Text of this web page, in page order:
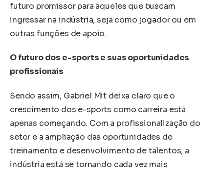
futuro promissor para aqueles que buscam
ingressar na indústria, seja como jogador ou em
outras funções de apoio.
O futuro dos e-sports e suas oportunidades
profissionais
Sendo assim, Gabriel Mit deixa claro que o
crescimento dos e-sports como carreira está
apenas começando. Com a profissionalização do
setor e a ampliação das oportunidades de
treinamento e desenvolvimento de talentos, a
indústria está se tornando cada vez mais